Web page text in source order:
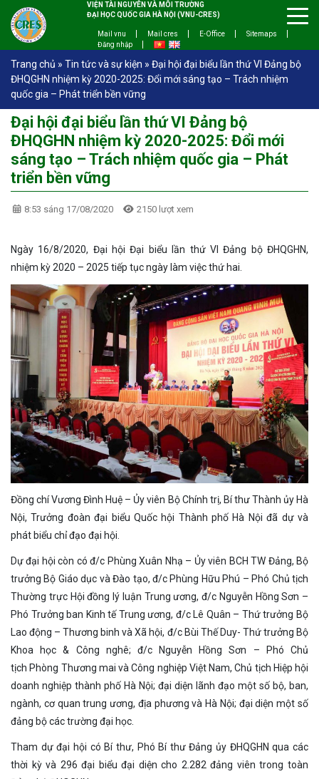
VIỆN TÀI NGUYÊN VÀ MÔI TRƯỜNG
ĐẠI HỌC QUỐC GIA HÀ NỘI (VNU-CRES)
Mail vnu Mail cres E-Office
Sitemaps
Đăng nhập
Trang chủ » Tin tức và sự kiện » Đại hội đại biểu lần thứ VI Đảng bộ
ĐHQGHN nhiệm kỳ 2020-2025: Đổi mới sáng tạo – Trách nhiệm
quốc gia – Phát triển bền vững
Đại hội đại biểu lần thứ VI Đảng bộ
ĐHQGHN nhiệm kỳ 2020-2025: Đổi mới
sáng tạo – Trách nhiệm quốc gia – Phát
triển bền vững
8:53 sáng 17/08/2020 2150 lượt xem
Ngày 16/8/2020, Đại hội Đại biểu lần thứ VI Đảng bộ ĐHQGHN,
nhiệm kỳ 2020 – 2025 tiếp tục ngày làm việc thứ hai.
Đồng chí Vương Đình Huệ – Ủy viên Bộ Chính trị, Bí thư Thành ủy Hà
Nội, Trưởng đoàn đại biểu Quốc hội Thành phố Hà Nội đã dự và
phát biểu chỉ đạo đại hội.
Dự đại hội còn có đ/c Phùng Xuân Nhạ – Ủy viên BCH TW Đảng, Bộ
trưởng Bộ Giáo dục và Đào tạo, đ/c Phùng Hữu Phú – Phó Chủ tịch
Thường trực Hội đồng lý luận Trung ương, đ/c Nguyễn Hồng Sơn –
Phó Trưởng ban Kinh tế Trung ương, đ/c Lê Quân – Thứ trưởng Bộ
Lao động – Thương binh và Xã hội, đ/c Bùi Thế Duy- Thứ trưởng Bộ
Khoa học & Công nghê; đ/c Nguyễn Hồng Sơn – Phó Chủ
tịch Phòng Thương mai và Công nghiệp Việt Nam, Chủ tịch Hiệp hội
doanh nghiệp thành phố Hà Nội; đại diện lãnh đạo một số bộ, ban,
ngành, cơ quan trung ương, địa phương và Hà Nội; đại diện một số
đảng bộ các trường đại học.
Tham dự đại hội có Bí thư, Phó Bí thư Đảng ủy ĐHQGHN qua các
thời kỳ và 296 đại biểu đại diện cho 2.282 đảng viên trong toàn